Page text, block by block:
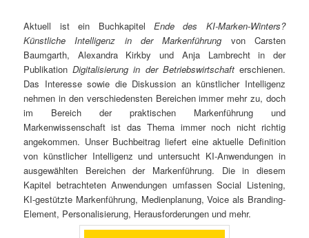
Aktuell ist ein Buchkapitel Ende des KI-Marken-Winters?
Künstliche Intelligenz in der Markenführung von Carsten
Baumgarth, Alexandra Kirkby und Anja Lambrecht in der
PublikationDigitalisierung in der Betriebswirtschafterschienen.
Das Interesse sowie die Diskussion an künstlicher Intelligenz
nehmen in den verschiedensten Bereichen immer mehr zu, doch
im Bereich der praktischen Markenführung und
Markenwissenschaft ist das Thema immer noch nicht richtig
angekommen. Unser Buchbeitrag liefert eine aktuelle Definition
von künstlicher Intelligenz und untersucht KI-Anwendungen in
ausgewählten Bereichen der Markenführung. Die in diesem
Kapitel betrachteten Anwendungen umfassen Social Listening,
KI-gestützte Markenführung, Medienplanung, Voice als Branding-
Element, Personalisierung, Herausforderungen und mehr.